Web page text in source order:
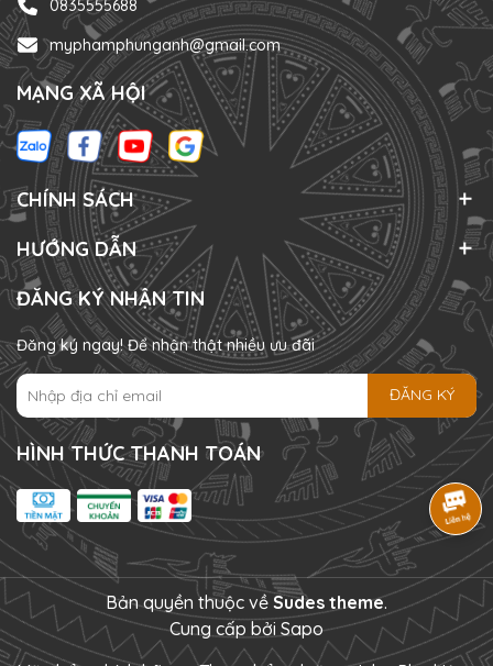
0835555688
myphamphunganh@gmail.com
MẠNG XÃ HỘI
CHÍNH SÁCH
HƯỚNG DẪN
ĐĂNG KÝ NHẬN TIN
Đăng ký ngay! Để nhận thật nhiều ưu đãi
ĐĂNG KÝ
HÌNH THỨC THANH TOÁN
Bản quyền thuộc về Sudes theme.
Cung cấp bởi Sapo